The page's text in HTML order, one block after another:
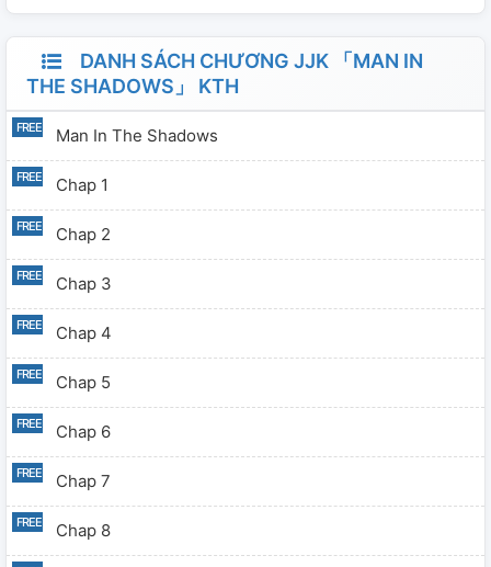
DANH SÁCH CHƯƠNG JJK 「MAN IN
THE SHADOWS」 KTH
Man In The Shadows
Chap 1
Chap 2
Chap 3
Chap 4
Chap 5
Chap 6
Chap 7
Chap 8